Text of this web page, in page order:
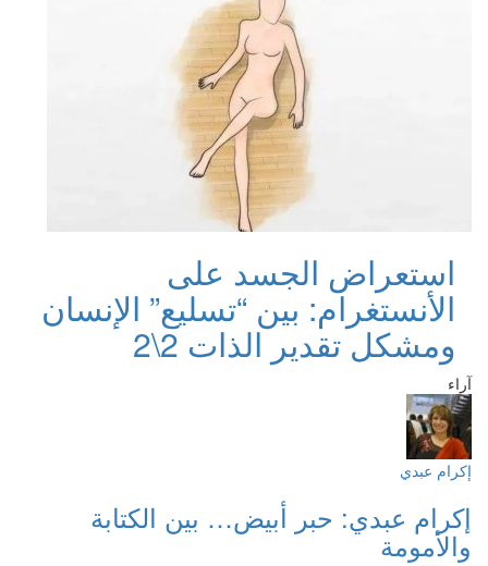
استعراض الجسد على
الأنستغرام: بين “تسليع” الإنسان
ومشكل تقدير الذات 2\2
آراء
إكرام عبدي
إكرام عبدي: حبر أبيض… بين الكتابة
والأمومة